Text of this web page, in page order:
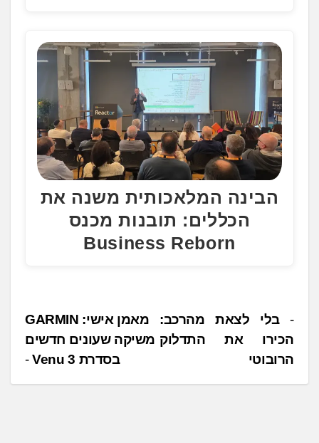
הבינה המלאכותית משנה את
הכללים: תובנות מכנס
Business Reborn
נ
י
ו
מאמן אישי: GARMIN
משיקה שעונים חדשים
בסדרת Venu 3
בלי לצאת מהרכב:
הכירו את התדלוק
הרובוטי